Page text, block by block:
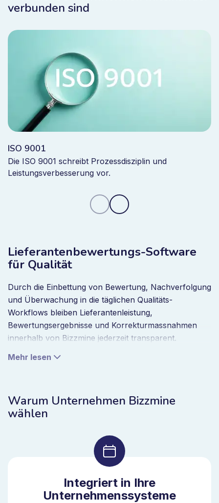
verbunden sind
ISO 9001
Die ISO 9001 schreibt Prozessdisziplin und
Leistungsverbesserung vor.
Lieferantenbewertungs-Software
für Qualität
Durch die Einbettung von Bewertung, Nachverfolgung
und Überwachung in die täglichen Qualitäts-
Workflows bleiben Lieferantenleistung,
Bewertungsergebnisse und Korrekturmassnahmen
innerhalb von Bizzmine jederzeit transparent.
periodisch erfolgt.
Eingebettete Intelligenz im
Lieferantenleistungsmanagement
Wenn Unternehmen wachsen, nehmen
Lieferantendaten über Produkte, Standorte und
Mehr lesen
Warum Unternehmen Bizzmine
wählen
Integriert in Ihre
Unternehmenssysteme